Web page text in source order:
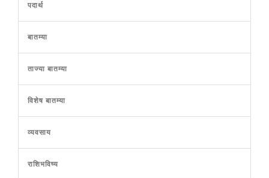
पदार्थ
बातम्या
ताज्या बातम्या
विशेष बातम्या
व्यवसाय
राशिभविष्य